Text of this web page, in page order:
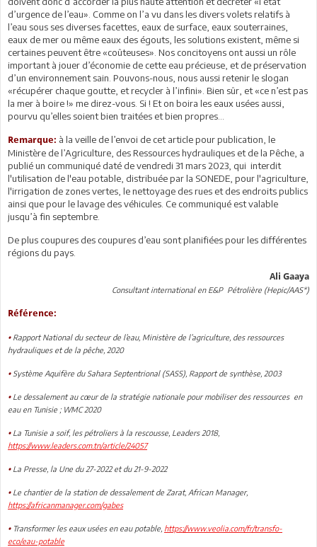
d’urgence de l’eau». Comme on l’a vu dans les divers volets relatifs à
l’eau sous ses diverses facettes, eaux de surface, eaux souterraines,
eaux de mer ou même eaux des égouts, les solutions existent, même si
certaines peuvent être «coûteuses». Nos concitoyens ont aussi un rôle
important à jouer d’économie de cette eau précieuse, et de préservation
d’un environnement sain. Pouvons-nous, nous aussi retenir le slogan
«récupérer chaque goutte, et recycler à l’infini». Bien sûr, et «ce n’est pas
la mer à boire !» me direz-vous. Si ! Et on boira les eaux usées aussi,
pourvu qu’elles soient bien traitées et bien propres…
Remarque: à la veille de l’envoi de cet article pour publication, le
Ministère de l’Agriculture, des Ressources hydrauliques et de la Pêche, a
publié un communiqué daté de vendredi 31 mars 2023, qui interdit
l'utilisation de l'eau potable, distribuée par la SONEDE, pour l'agriculture,
l'irrigation de zones vertes, le nettoyage des rues et des endroits publics
ainsi que pour le lavage des véhicules. Ce communiqué est valable
jusqu’à fin septembre.
De plus coupures des coupures d’eau sont planifiées pour les différentes
régions du pays.
Ali Gaaya
Consultant international en E&P Pétrolière (Hepic/AAS*)
Référence:
•Rapport National du secteur de l’eau, Ministère de l’agriculture, des ressources
hydrauliques et de la pêche, 2020
•Système Aquifère du Sahara Septentrional (SASS), Rapport de synthèse, 2003
•Le dessalement au cœur de la stratégie nationale pour mobiliser des ressources en
eau en Tunisie ; WMC 2020
•La Tunisie a soif, les pétroliers à la rescousse, Leaders 2018,
https://www.leaders.com.tn/article/24057
•La Presse, la Une du 27-2022 et du 21-9-2022
•Le chantier de la station de dessalement de Zarat, African Manager,
https://africanmanager.com/gabes
•Transformer les eaux usées en eau potable, https://www.veolia.com/fr/transfo-
eco/eau-potable